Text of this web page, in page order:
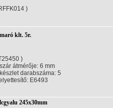
)
klt. 5r.
)
átmérője: 6 mm
darabszáma: 5
E6493
245x30mm